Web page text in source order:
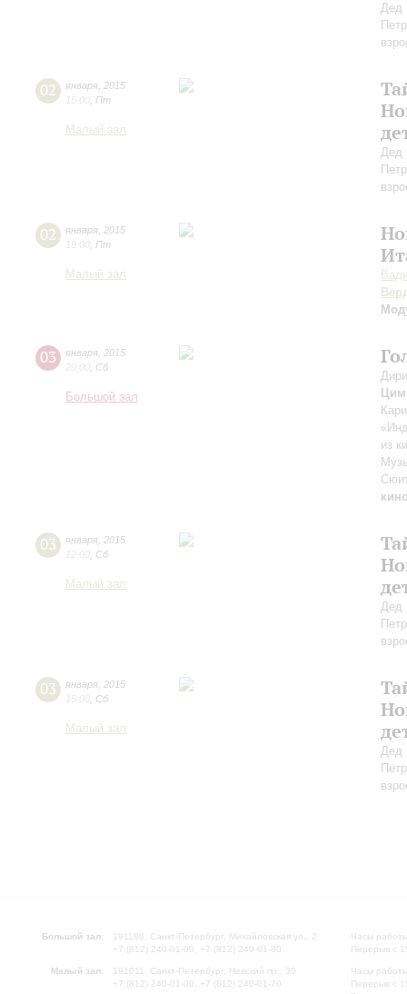
Дед
02 января 2015
15:00 Пт
Малый зал
Дед
02 января 2015
19:00 Пт
Малый зал
03 января 2015
20:00 Сб
Большой зал
из
03 января 2015
12:00 Сб
Малый зал
Дед
03 января 2015
15:00 Сб
Малый зал
Дед
Большой зал:
191186, Санкт-Петербург, Михайловская ул., 2
+7 (812) 240-01-00, +7 (812) 240-01-80
Малый зал:
191011, Санкт-Петербург, Невский пр., 30
+7 (812) 240-01-00, +7 (812) 240-01-70
Часы
Перерыв с
Часы
Перерыв с